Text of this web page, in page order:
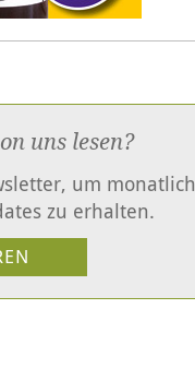
uns lesen?
um monatlich
zu erhalten.